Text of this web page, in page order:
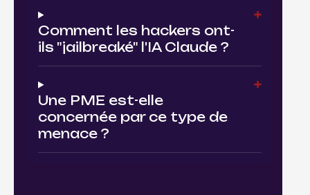
Comment les hackers ont-
ils "jailbreaké" l'IA Claude ?
Une PME est-elle
concernée par ce type de
menace ?